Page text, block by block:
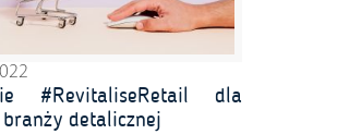
#RevitaliseRetail dla
branży detalicznej